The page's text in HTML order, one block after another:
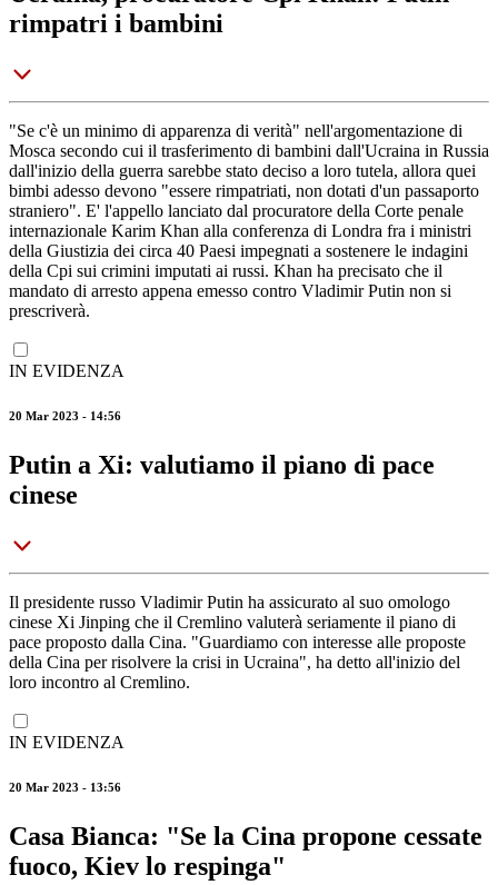
rimpatri i bambini
"Se c'è un minimo di apparenza di verità" nell'argomentazione di
Mosca secondo cui il trasferimento di bambini dall'Ucraina in Russia
dall'inizio della guerra sarebbe stato deciso a loro tutela, allora quei
bimbi adesso devono "essere rimpatriati, non dotati d'un passaporto
straniero". E' l'appello lanciato dal procuratore della Corte penale
internazionale Karim Khan alla conferenza di Londra fra i ministri
della Giustizia dei circa 40 Paesi impegnati a sostenere le indagini
della Cpi sui crimini imputati ai russi. Khan ha precisato che il
mandato di arresto appena emesso contro Vladimir Putin non si
prescriverà.
IN EVIDENZA
20 Mar 2023 - 14:56
Putin a Xi: valutiamo il piano di pace
cinese
Il presidente russo Vladimir Putin ha assicurato al suo omologo
cinese Xi Jinping che il Cremlino valuterà seriamente il piano di
pace proposto dalla Cina. "Guardiamo con interesse alle proposte
della Cina per risolvere la crisi in Ucraina", ha detto all'inizio del
loro incontro al Cremlino.
IN EVIDENZA
20 Mar 2023 - 13:56
Casa Bianca: "Se la Cina propone cessate
fuoco, Kiev lo respinga"